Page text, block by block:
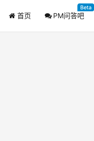
首页 PM问答吧
Beta